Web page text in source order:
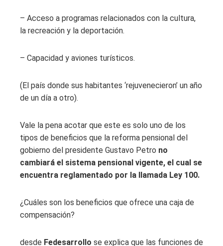
– Acceso a programas relacionados con la cultura,
la recreación y la deportación.
– Capacidad y aviones turísticos.
(El país donde sus habitantes ‘rejuvenecieron’ un año
de un día a otro).
Vale la pena acotar que este es solo uno de los
tipos de beneficios que la reforma pensional del
gobierno del presidente Gustavo Petro no
cambiará el sistema pensional vigente, el cual se
encuentra reglamentado por la llamada Ley 100.
¿Cuáles son los beneficios que ofrece una caja de
compensación?
desde Fedesarrollo se explica que las funciones de